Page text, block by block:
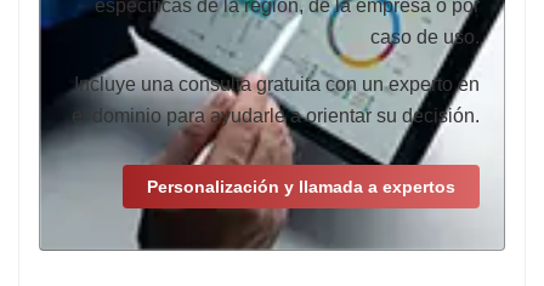
específicas de la región, de la empresa o por
caso de uso.
Incluye una consulta gratuita con un experto en
el dominio para ayudarle a orientar su decisión.
Personalización y llamada a expertos